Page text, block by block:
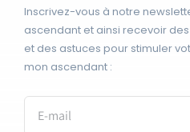
Inscrivez-vous à notre
ascendant et ainsi recevoir
et des astuces pour stimuler
mon ascendant :